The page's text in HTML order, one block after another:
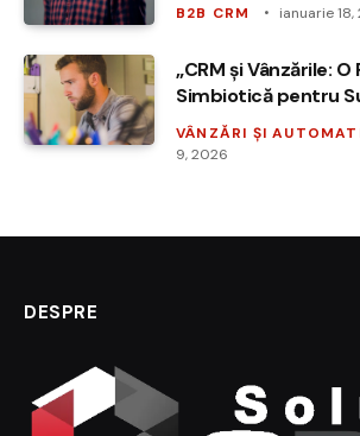
B2B CRM ianuarie
„CRM și Vânzările: O
Simbiotică pentru
Tale”
VÂNZĂRI ȘI
9, 2026
DESPRE